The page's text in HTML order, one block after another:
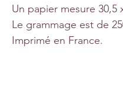
Un papier mesure 30,5
Le grammage est de
Imprimé en France.